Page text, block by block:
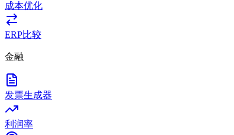
成本优化
ERP比较
金融
发票生成器
利润率